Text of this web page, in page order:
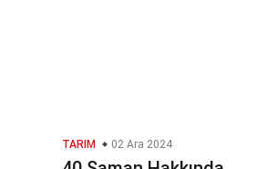
TARIM 02 Ara 2024